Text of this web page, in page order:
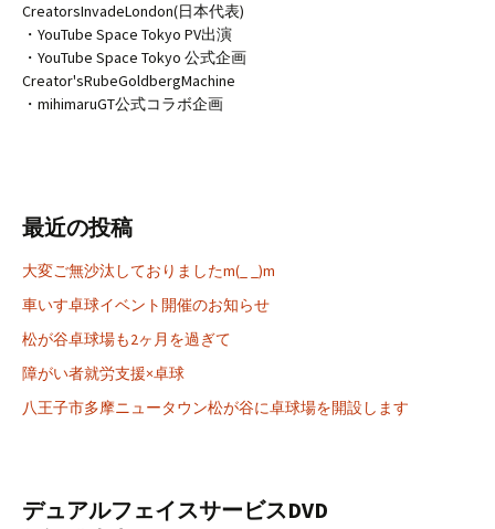
CreatorsInvadeLondon(日本代表)
・YouTube Space Tokyo PV出演
・YouTube Space Tokyo 公式企画
Creator'sRubeGoldbergMachine
・mihimaruGT公式コラボ企画
最近の投稿
大変ご無沙汰しておりましたm(_ _)m
車いす卓球イベント開催のお知らせ
松が谷卓球場も2ヶ月を過ぎて
障がい者就労支援×卓球
八王子市多摩ニュータウン松が谷に卓球場を開設します
デュアルフェイスサービスDVD